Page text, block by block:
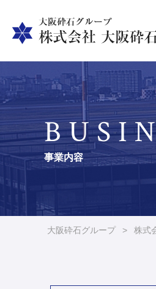
事業内容
大阪砕石グループ > 株式